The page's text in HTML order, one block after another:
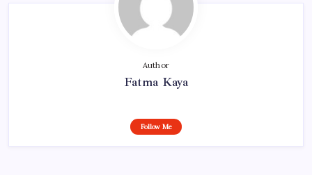
Author
Fatma Kaya
Follow Me